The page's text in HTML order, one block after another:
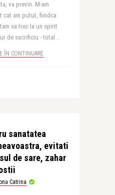
va previn. M-am
cat am putut, fiindca
sa trec la un spirit
de sacrificiu - total ..
ÎN CONTINUARE
sanatatea
evitati
de sare, zahar
Catrina